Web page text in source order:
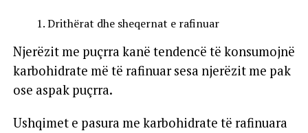
Drithërat dhe sheqernat e rafinuar
Njerëzit me puçrra kanë tendencë të konsumojnë
karbohidrate më të rafinuar sesa njerëzit me pak
ose aspak puçrra.
Ushqimet e pasura me karbohidrate të rafinuara